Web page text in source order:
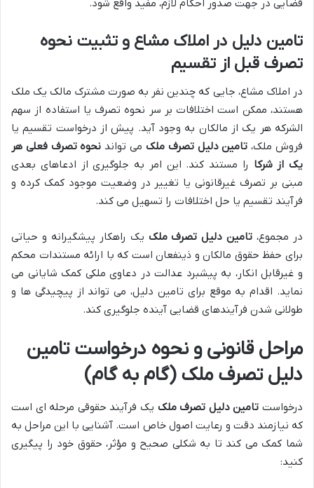
قضایی در جهت صدور احکام لازم، مفید واقع شود.
تامین دلیل در املاک مشاع و تثبیت نحوه
تصرف قبل از تقسیم
در املاک مشاع، جایی که چندین نفر به صورت مشترک مالک یک ملک
هستند، ممکن است اختلافات بر سر نحوه تصرف یا استفاده از سهم
الشرکه هر یک از مالکان به وجود آید. پیش از درخواست تقسیم یا
فروش ملک، تامین دلیل تصرف ملک می تواند نحوه تصرف فعلی هر
یک از شرکا را مستند کند. این امر به جلوگیری از ادعاهای بعدی
مبنی بر تصرف غیرقانونی یا تغییر در وضعیت موجود کمک کرده و
فرآیند تقسیم یا حل اختلافات را تسهیل می کند.
در مجموع، تامین دلیل تصرف ملک یک راهکار پیشگیرانه و حیاتی
برای حفظ حقوق مالکان و ذینفعان است که با ارائه مستندات محکم
و غیرقابل انکار، به پیشبرد عدالت در دعاوی ملکی کمک شایانی می
نماید. اقدام به موقع برای تامین دلیل، می تواند از پیچیدگی ها و
طولانی شدن فرآیندهای قضایی آینده جلوگیری کند.
مراحل قانونی و نحوه درخواست تامین
دلیل تصرف ملک (گام به گام)
درخواست تامین دلیل تصرف ملک یک فرآیند حقوقی مرحله ای است
که نیازمند دقت و رعایت اصول خاص است. آشنایی با این مراحل به
شما کمک می کند تا به شکلی صحیح و مؤثر، حقوق خود را پیگیری
کنید: